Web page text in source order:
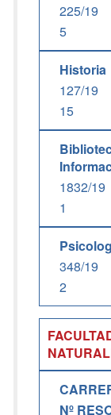
225/19
5
Historia
127/19
15
1832/19
1
348/19
2
Nº